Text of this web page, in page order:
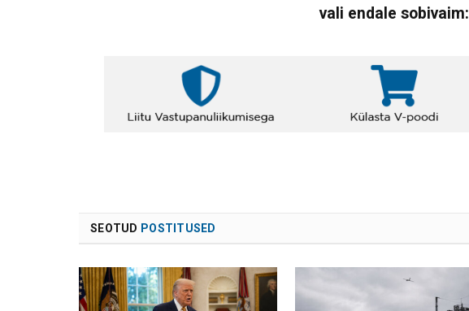
vali endale sobivaim:
SEOTUD POSTITUSED